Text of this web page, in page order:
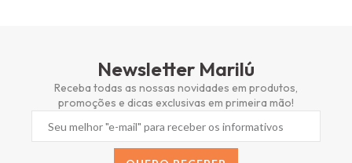
Newsletter Marilú
Receba todas as nossas novidades em produtos,
promoções e dicas exclusivas em primeira mão!